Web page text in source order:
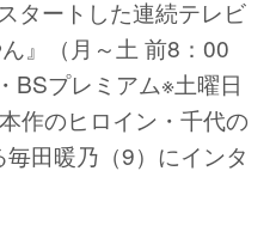
タートした連続テレビ
』（月～土 前8：00
プレミアム※土曜日
作のヒロイン・千代の
田暖乃（9）にインタ